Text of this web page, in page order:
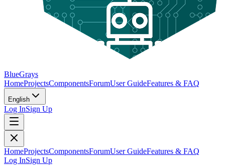
BlueGrays
HomeProjectsComponentsForumUser GuideFeatures & FAQ
English
Log InSign Up
HomeProjectsComponentsForumUser GuideFeatures & FAQ
Log InSign Up